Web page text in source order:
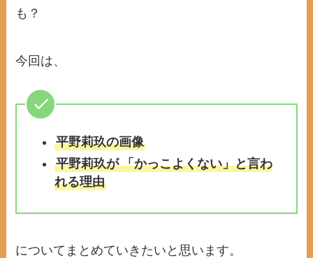
も？
今回は、
平野莉玖の画像
平野莉玖が 「かっこよくない」と言わ
れる理由
についてまとめていきたいと思います。